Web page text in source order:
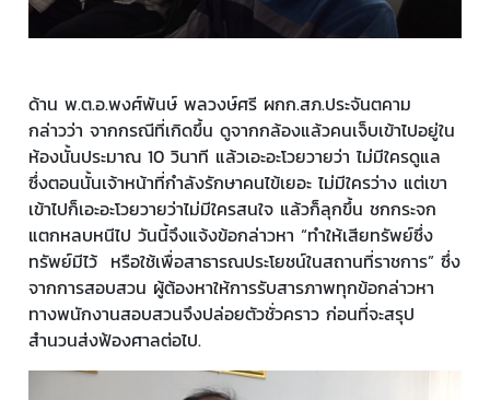
ด้าน พ.ต.อ.พงศ์พันษ์ พลวงษ์ศรี ผกก.สภ.ประจันตคาม
กล่าวว่า จากกรณีที่เกิดขึ้น ดูจากกล้องแล้วคนเจ็บเข้าไปอยู่ใน
ห้องนั้นประมาณ 10 วินาที แล้วเอะอะโวยวายว่า ไม่มีใครดูแล
ซึ่งตอนนั้นเจ้าหน้าที่กำลังรักษาคนไข้เยอะ ไม่มีใครว่าง แต่เขา
เข้าไปก็เอะอะโวยวายว่าไม่มีใครสนใจ แล้วก็ลุกขึ้น ชกกระจก
แตกหลบหนีไป วันนี้จึงแจ้งข้อกล่าวหา “ทำให้เสียทรัพย์ซึ่ง
ทรัพย์มีไว้ หรือใช้เพื่อสาธารณประโยชน์ในสถานที่ราชการ” ซึ่ง
จากการสอบสวน ผู้ต้องหาให้การรับสารภาพทุกข้อกล่าวหา
ทางพนักงานสอบสวนจึงปล่อยตัวชั่วคราว ก่อนที่จะสรุป
สำนวนส่งฟ้องศาลต่อไป.